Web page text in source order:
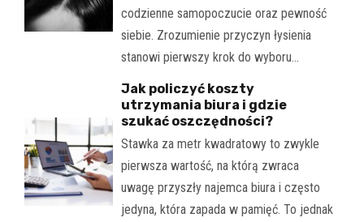
codzienne samopoczucie oraz pewność
siebie. Zrozumienie przyczyn łysienia
stanowi pierwszy krok do wyboru…
Jak policzyć koszty
utrzymania biura i gdzie
szukać oszczędności?
Stawka za metr kwadratowy to zwykle
pierwsza wartość, na którą zwraca
uwagę przyszły najemca biura i często
jedyna, która zapada w pamięć. To jednak